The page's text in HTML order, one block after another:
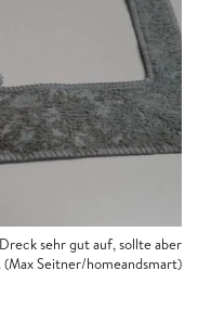
sehr gut auf, sollte aber
Seitner/homeandsmart)